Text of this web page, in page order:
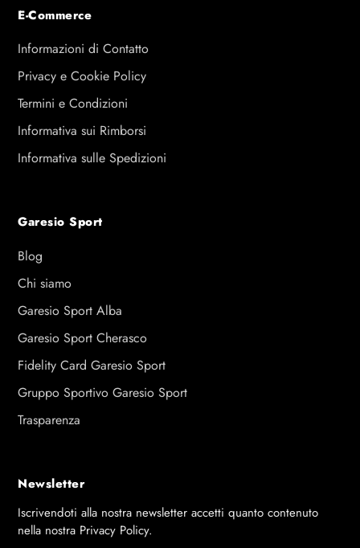
E-Commerce
Informazioni di Contatto
Privacy e Cookie Policy
Termini e Condizioni
Informativa sui Rimborsi
Informativa sulle Spedizioni
Garesio Sport
Blog
Chi siamo
Garesio Sport Alba
Garesio Sport Cherasco
Fidelity Card Garesio Sport
Gruppo Sportivo Garesio Sport
Trasparenza
Newsletter
Iscrivendoti alla nostra newsletter accetti quanto contenuto
nella nostra Privacy Policy.